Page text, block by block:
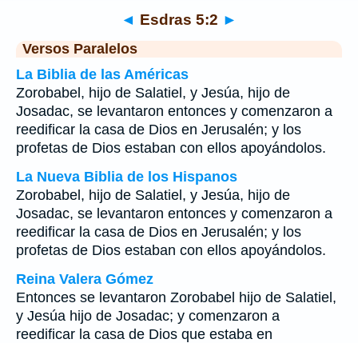
◄ Esdras 5:2 ►
Versos Paralelos
La Biblia de las Américas
Zorobabel, hijo de Salatiel, y Jesúa, hijo de
Josadac, se levantaron entonces y comenzaron a
reedificar la casa de Dios en Jerusalén; y los
profetas de Dios estaban con ellos apoyándolos.
La Nueva Biblia de los Hispanos
Zorobabel, hijo de Salatiel, y Jesúa, hijo de
Josadac, se levantaron entonces y comenzaron a
reedificar la casa de Dios en Jerusalén; y los
profetas de Dios estaban con ellos apoyándolos.
Reina Valera Gómez
Entonces se levantaron Zorobabel hijo de Salatiel,
y Jesúa hijo de Josadac; y comenzaron a
reedificar la casa de Dios que estaba en